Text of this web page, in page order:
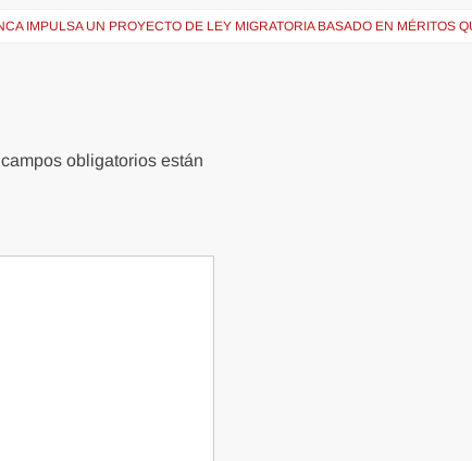
IMPULSA UN PROYECTO DE LEY MIGRATORIA BASADO EN MÉRITOS
obligatorios están